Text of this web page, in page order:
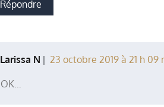
Répondre
Larissa N 23 octobre 2019 à 21 h 09
OK…